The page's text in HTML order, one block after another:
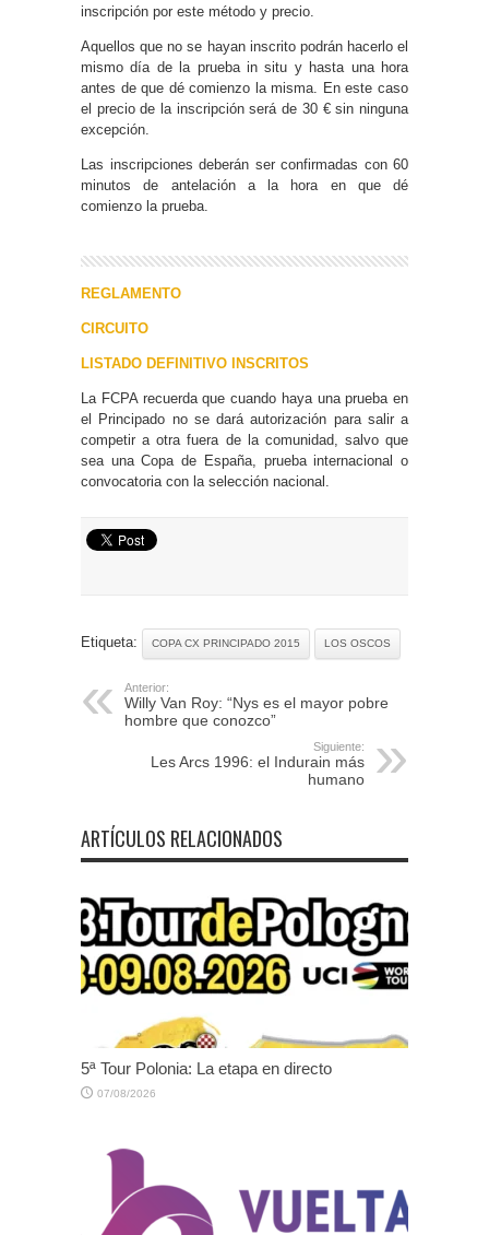
inscripción por este método y precio.
Aquellos que no se hayan inscrito podrán hacerlo el
mismo día de la prueba in situ y hasta una hora
antes de que dé comienzo la misma. En este caso
el precio de la inscripción será de 30 € sin ninguna
excepción.
Las inscripciones deberán ser confirmadas con 60
minutos de antelación a la hora en que dé
comienzo la prueba.
REGLAMENTO
CIRCUITO
LISTADO DEFINITIVO INSCRITOS
La FCPA recuerda que cuando haya una prueba en
el Principado no se dará autorización para salir a
competir a otra fuera de la comunidad, salvo que
sea una Copa de España, prueba internacional o
convocatoria con la selección nacional.
Etiqueta: COPA CX PRINCIPADO 2015 LOS OSCOS
Anterior:
Willy Van Roy: “Nys es el mayor pobre
hombre que conozco”
Siguiente:
Les Arcs 1996: el Indurain más
humano
ARTÍCULOS RELACIONADOS
5ª Tour Polonia: La etapa en directo
07/08/2026